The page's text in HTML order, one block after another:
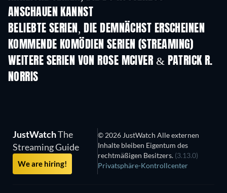
ANSCHAUEN KANNST
BELIEBTE SERIEN, DIE DEMNÄCHST ERSCHEINEN
Serie Serie
KOMMENDE KOMÖDIEN SERIEN (STREAMING)
Staffel 6 Staffel 2
WEITERE SERIEN VON ROSE MCIVER & PATRICK R.
NORRIS
JustWatchThe
Streaming Guide
We are hiring!
© 2026 JustWatch Alle externen
Inhalte bleiben Eigentum des
rechtmäßigen Besitzers. (3.13.0)
Privatsphäre-Kontrollcenter